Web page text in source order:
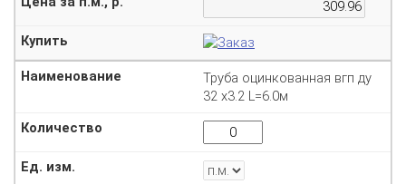
Труба оцинкованная вгп ду
32 х3.2 L=6.0м